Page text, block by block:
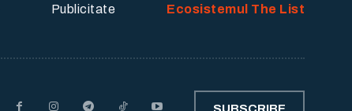
Publicitate Ecosistemul The List
SUBSCRIBE